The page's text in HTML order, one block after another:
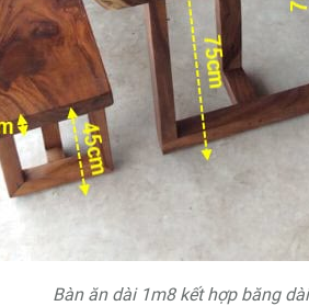
Bàn ăn dài 1m8 kết hợp băng